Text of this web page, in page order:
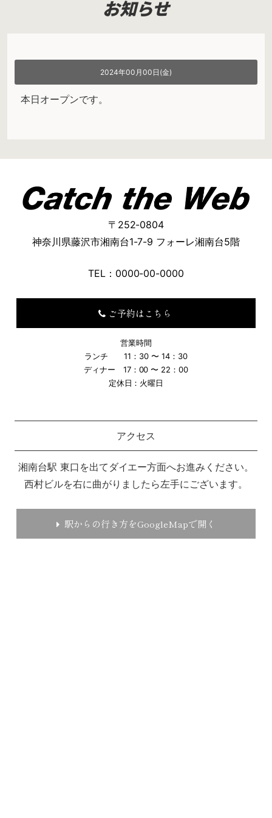
お知らせ
2024年00月00日(金)
本日オープンです。
〒252-0804
神奈川県藤沢市湘南台1-7-9 フォーレ湘南台5階
TEL：0000-00-0000
ご予約はこちら
営業時間
ランチ 11：30 〜 14：30
ディナー 17：00 〜 22：00
定休日：火曜日
アクセス
湘南台駅 東口を出てダイエー方面へお進みください。
西村ビルを右に曲がりましたら左手にございます。
駅からの行き方をGoogleMapで開く